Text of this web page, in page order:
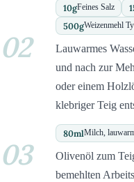
10gFeines Salz
500gWeizenmehl
02
Lauwarmes
und nach zur
oder einem
klebriger Teig
80mlMilch,
03
Olivenöl zum
bemehlten